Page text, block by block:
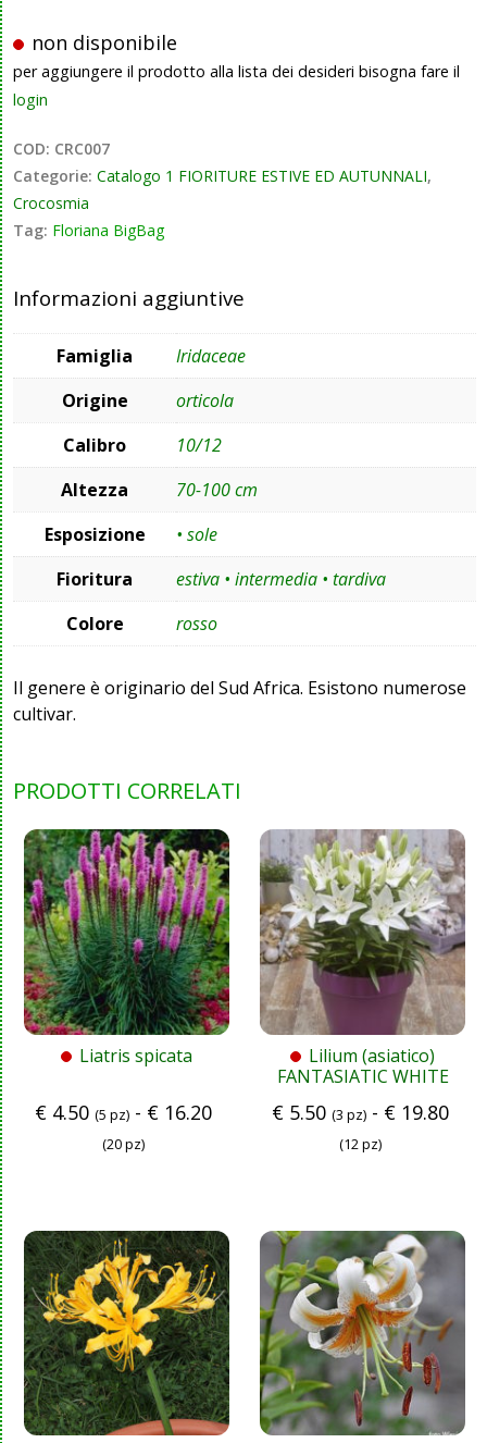
non disponibile
per aggiungere il prodotto alla lista dei desideri bisogna fare il
login
COD: CRC007
Categorie: Catalogo 1 FIORITURE ESTIVE ED AUTUNNALI,
Crocosmia
Tag: Floriana BigBag
Informazioni aggiuntive
Famiglia
Iridaceae
Origine
orticola
Calibro
10/12
Altezza
70-100 cm
Esposizione
• sole
Fioritura
estiva • intermedia • tardiva
Colore
rosso
Il genere è originario del Sud Africa. Esistono numerose
cultivar.
PRODOTTI CORRELATI
Liatris spicata
€ 4.50 (5 pz) - € 16.20
(20 pz)
Lilium (asiatico)
FANTASIATIC WHITE
€5.50 (3 pz)- €19.80
(12 pz)